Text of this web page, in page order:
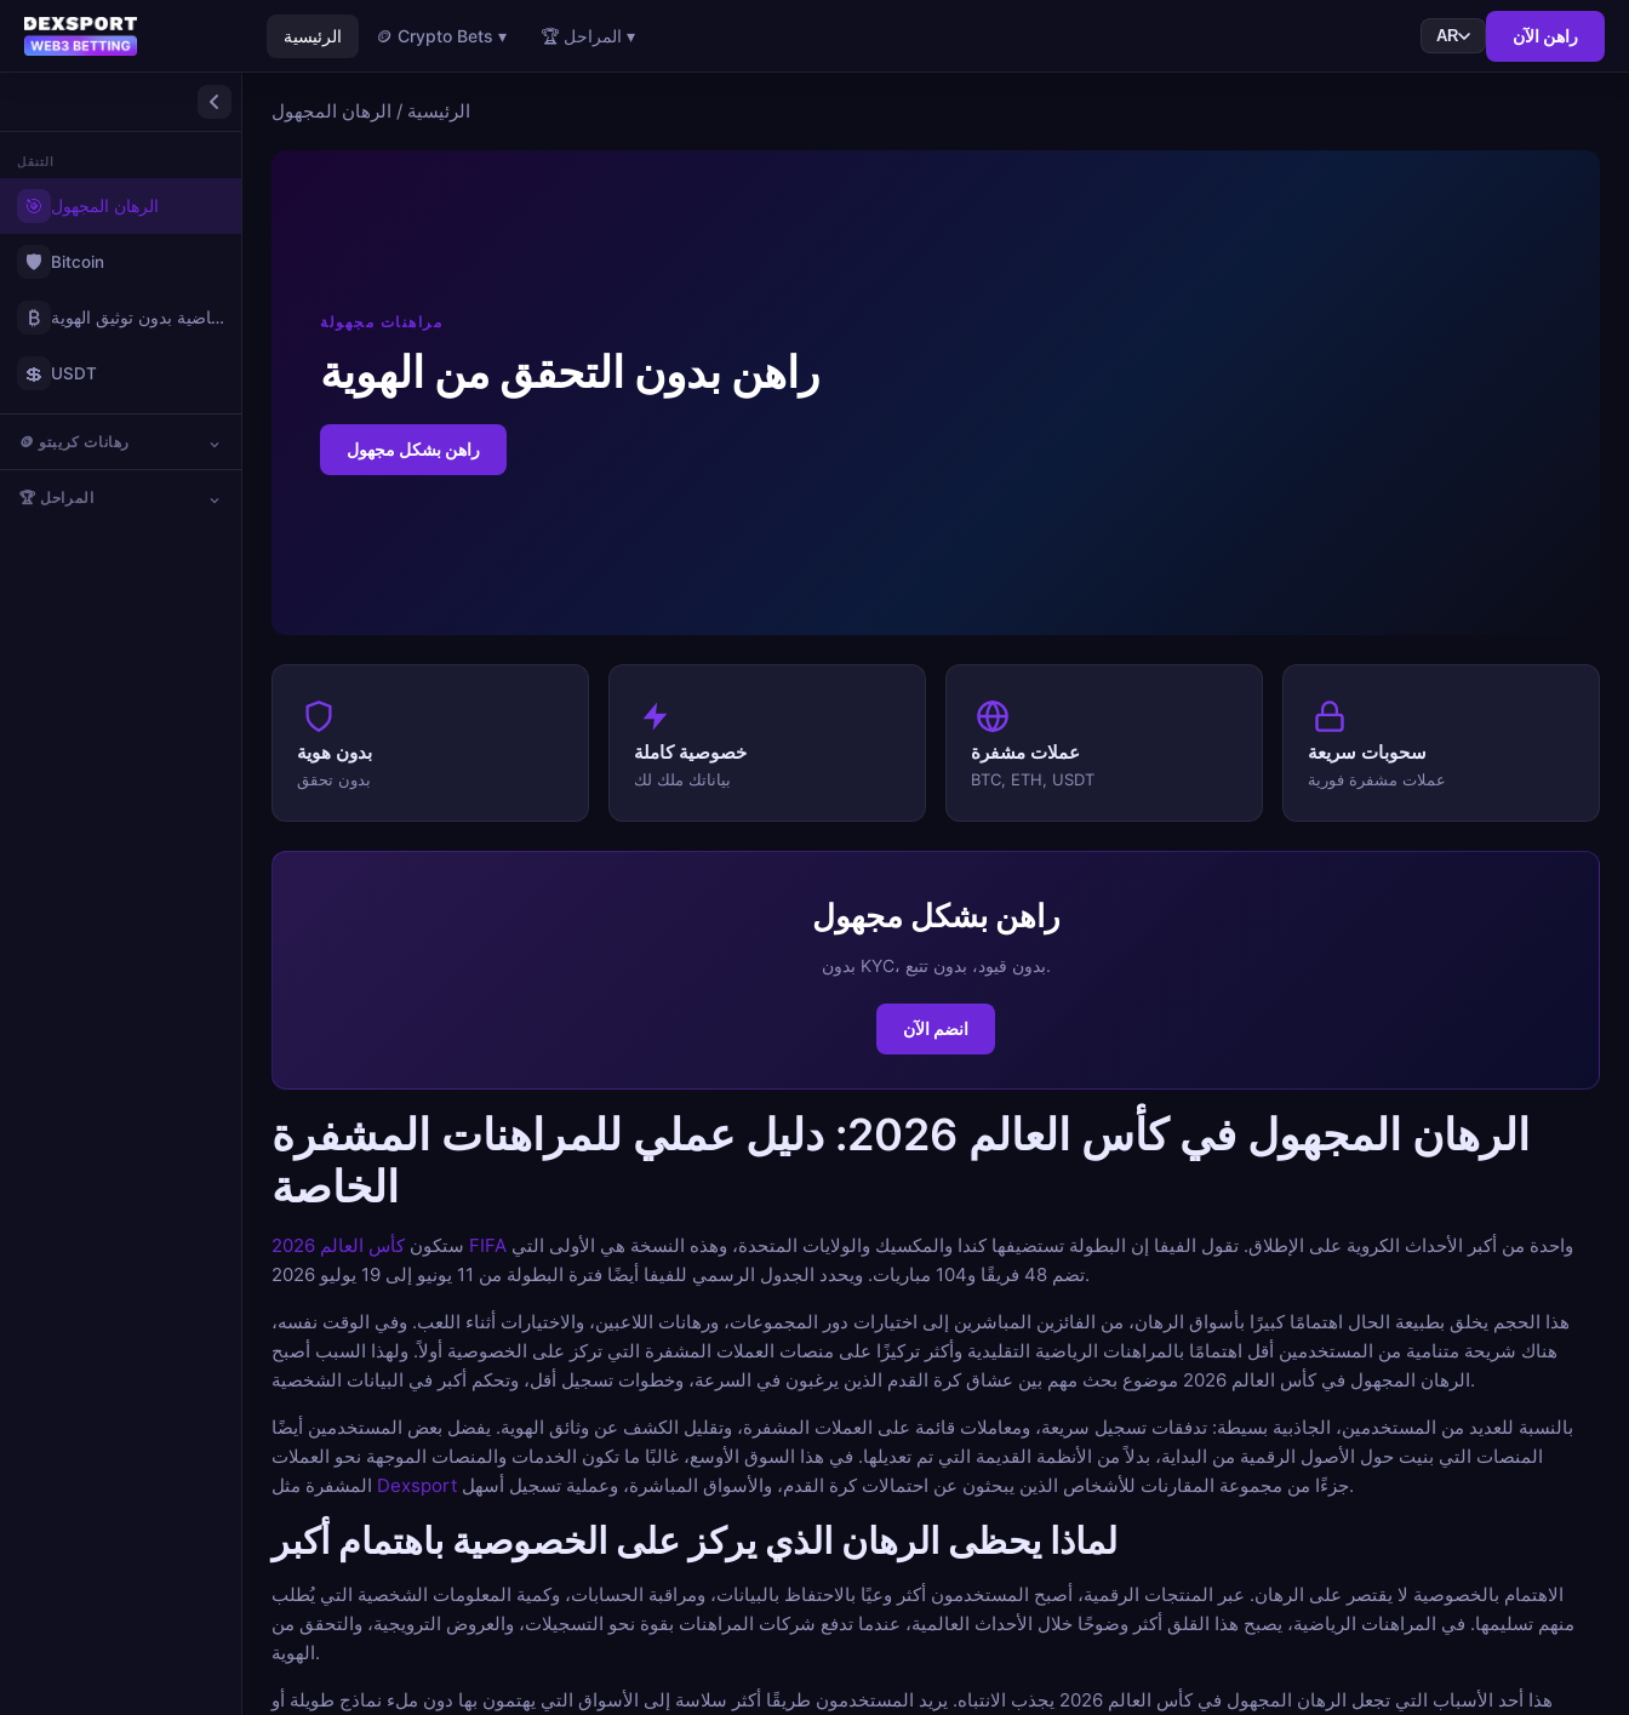
الرئيسية 🪙 Crypto Bets ▾ 🏆 المراحل ▾ AR راهن الآن
التنقل
🎯 الرهان المجهول
🛡️ Bitcoin
₿ مواقع المراهنات الرياضية بدون توثيق الهوية
💲 USDT
🪙 رهانات كريبتو
🏆 المراحل
الرئيسية / الرهان المجهول
مراهنات مجهولة
راهن بدون التحقق من الهوية
راهن بشكل مجهول
بدون هوية
بدون تحقق
خصوصية كاملة
بياناتك ملك لك
عملات مشفرة
BTC, ETH, USDT
سحوبات سريعة
عملات مشفرة فورية
راهن بشكل مجهول
بدون KYC، بدون قيود، بدون تتبع.
انضم الآن
الرهان المجهول في كأس العالم 2026: دليل عملي للمراهنات المشفرة
الخاصة
ستكون كأس العالم 2026 FIFA
تضم 48 فريقًا و104 مباريات. ويحدد الجدول الرسمي للفيفا أيضًا فترة البطولة من 11 يونيو إلى 19 يوليو 2026.
هذا الحجم يخلق بطبيعة الحال اهتمامًا كبيرًا بأسواق الرهان، من الفائزين المباشرين إلى اختيارات دور المجموعات، ورهانات اللاعبين، والاختيارات أثناء اللعب. وفي الوقت نفسه،
هناك شريحة متنامية من المستخدمين أقل اهتمامًا بالمراهنات الرياضية التقليدية وأكثر تركيزًا على منصات العملات المشفرة التي تركز على الخصوصية أولاً. ولهذا السبب أصبح
الرهان المجهول في كأس العالم 2026 موضوع بحث مهم بين عشاق كرة القدم الذين يرغبون في السرعة، وخطوات تسجيل أقل، وتحكم أكبر في البيانات الشخصية.
بالنسبة للعديد من المستخدمين، الجاذبية بسيطة: تدفقات تسجيل سريعة، ومعاملات قائمة على العملات المشفرة، وتقليل الكشف عن وثائق الهوية. يفضل بعض المستخدمين أيضًا
المنصات التي بنيت حول الأصول الرقمية من البداية، بدلاً من الأنظمة القديمة التي تم تعديلها. في هذا السوق الأوسع، غالبًا ما تكون الخدمات والمنصات الموجهة نحو العملات
Dexsport جزءًا من مجموعة المقارنات للأشخاص الذين يبحثون عن احتمالات كرة القدم، والأسواق المباشرة، وعملية تسجيل أسهل.
لماذا يحظى الرهان الذي يركز على الخصوصية باهتمام أكبر
الاهتمام بالخصوصية لا يقتصر على الرهان. عبر المنتجات الرقمية، أصبح المستخدمون أكثر وعيًا بالاحتفاظ بالبيانات، ومراقبة الحسابات، وكمية المعلومات الشخصية التي يُطلب
منهم تسليمها. في المراهنات الرياضية، يصبح هذا القلق أكثر وضوحًا خلال الأحداث العالمية، عندما تدفع شركات المراهنات بقوة نحو التسجيلات، والعروض الترويجية، والتحقق من
الهوية.
هذا أحد الأسباب التي تجعل الرهان المجهول في كأس العالم 2026 يجذب الانتباه. يريد المستخدمون طريقًا أكثر سلاسة إلى الأسواق التي يهتمون بها دون ملء نماذج طويلة أو